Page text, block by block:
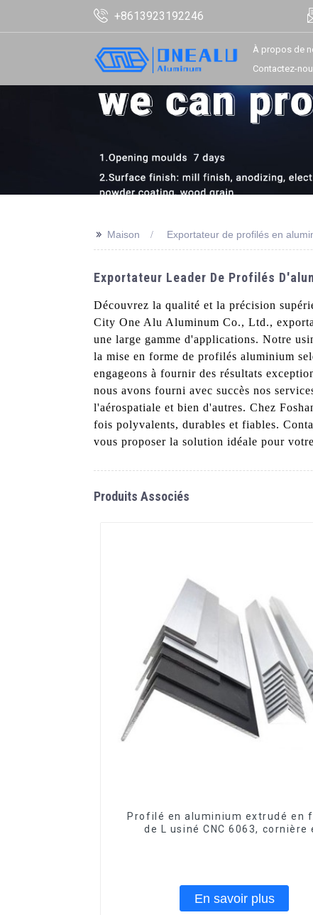
+8613923192246
À propos de
Contactez-
>> Maison Exportateur de profilés en
Exportateur Leader De Profilés
Découvrez la qualité et la précision
City One Alu Aluminum Co., Ltd.,
une large gamme d'applications. Notre
la mise en forme de profilés aluminium
engageons à fournir des résultats
nous avons fourni avec succès nos
l'aérospatiale et bien d'autres. Chez
fois polyvalents, durables et fiables.
vous proposer la solution idéale pour
Produits Associés
Profilé en aluminium extrudé en
de L usiné CNC 6063, cornière
En savoir plus